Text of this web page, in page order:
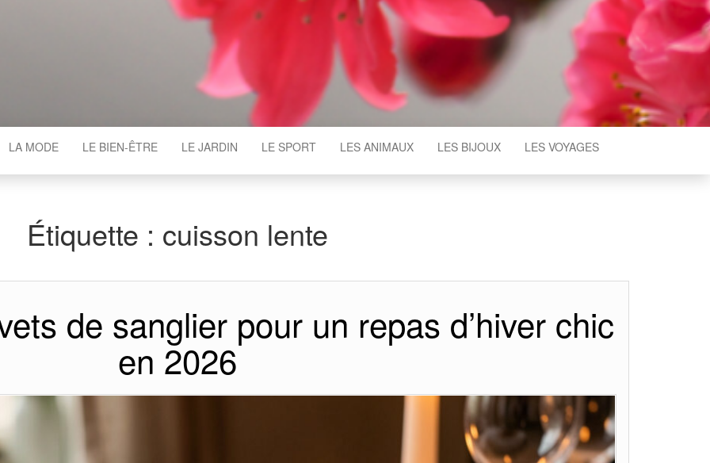
LA MODE LE BIEN-ÊTRE LE JARDIN LE SPORT LES ANIMAUX LES BIJOUX LES VOYAGES
Étiquette : cuisson lente
de sanglier pour un repas d’hiver chic
en 2026